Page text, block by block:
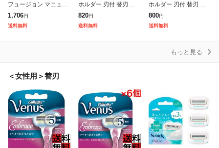
フュージョン マニュア
ル ホルダー 本体+替刃2
個 1セット
1,706円
送料無料
ホルダー 刃付 替刃 カ
スタム 5枚刃 カミソリ
剃刀 髭剃り ひげ剃り
ひげそり シェーバー ス
820円
送料無料
ホルダー 刃付 替刃 プ
レミアム 敏感肌用 5枚
刃 カミソリ 剃刀 髭剃
り ひげ剃り ひげそり
800円
送料無料
もっと見る
＜女性用＞替刃